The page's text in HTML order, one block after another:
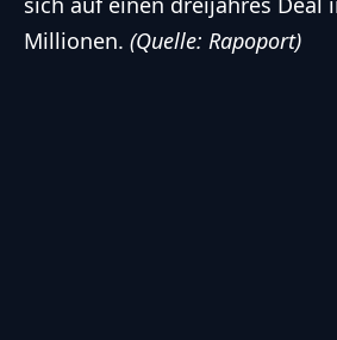
Millionen. (Quelle: Rapoport)